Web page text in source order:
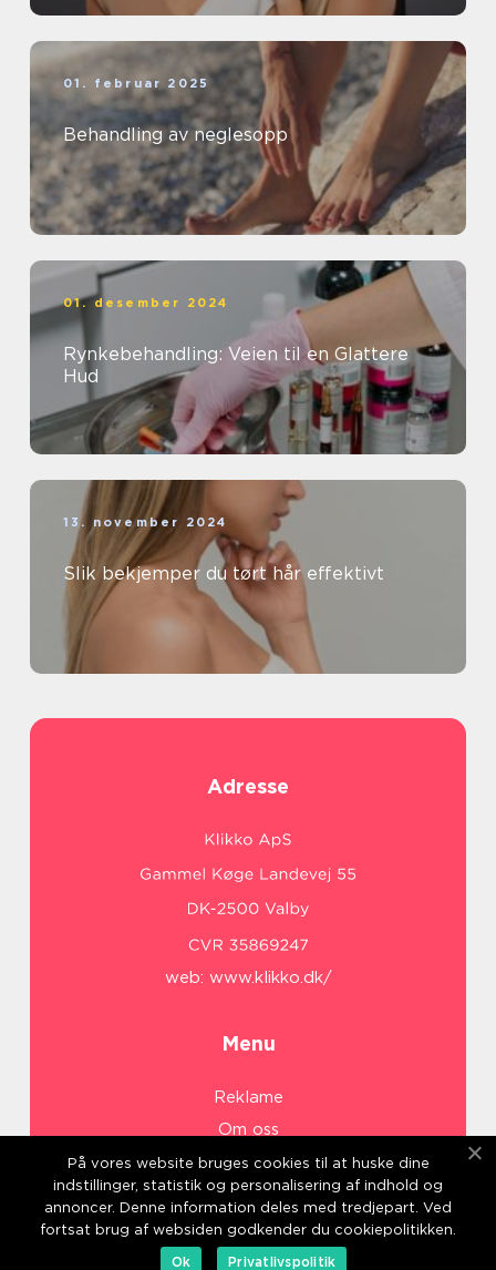
01. februar 2025
Behandling av neglesopp
01. desember 2024
Rynkebehandling: Veien til en Glattere
Hud
13. november 2024
Slik bekjemper du tørt hår effektivt
Adresse
web: www.klikko.dk/
Menu
Reklame
Om oss
Cookies
Kontakt Oss
Sitemap
På vores website bruges cookies til at huske dine
indstillinger, statistik og personalisering af indhold og
annoncer. Denne information deles med tredjepart. Ved
fortsat brug af websiden godkender du cookiepolitikken.
Ok
Privatlivspolitik